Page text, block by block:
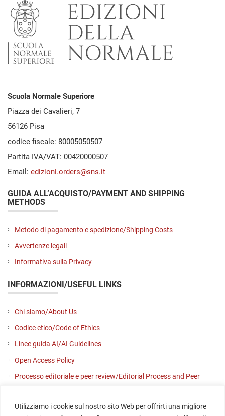
Utilizziamo i cookie sul nostro sito Web per offrirti una migliore
Scuola Normale Superiore
Piazza dei Cavalieri, 7
56126 Pisa
codice fiscale: 80005050507
Partita IVA/VAT: 00420000507
Email: edizioni.orders@sns.it
GUIDA ALL’ACQUISTO/PAYMENT AND SHIPPING
METHODS
Metodo di pagamento e spedizione/Shipping Costs
Avvertenze legali
Informativa sulla Privacy
INFORMAZIONI/USEFUL LINKS
Chi siamo/About Us
Codice etico/Code of Ethics
Linee guida AI/AI Guidelines
Open Access Policy
Processo editoriale e peer review/Editorial Process and Peer
Contattaci/Contact us